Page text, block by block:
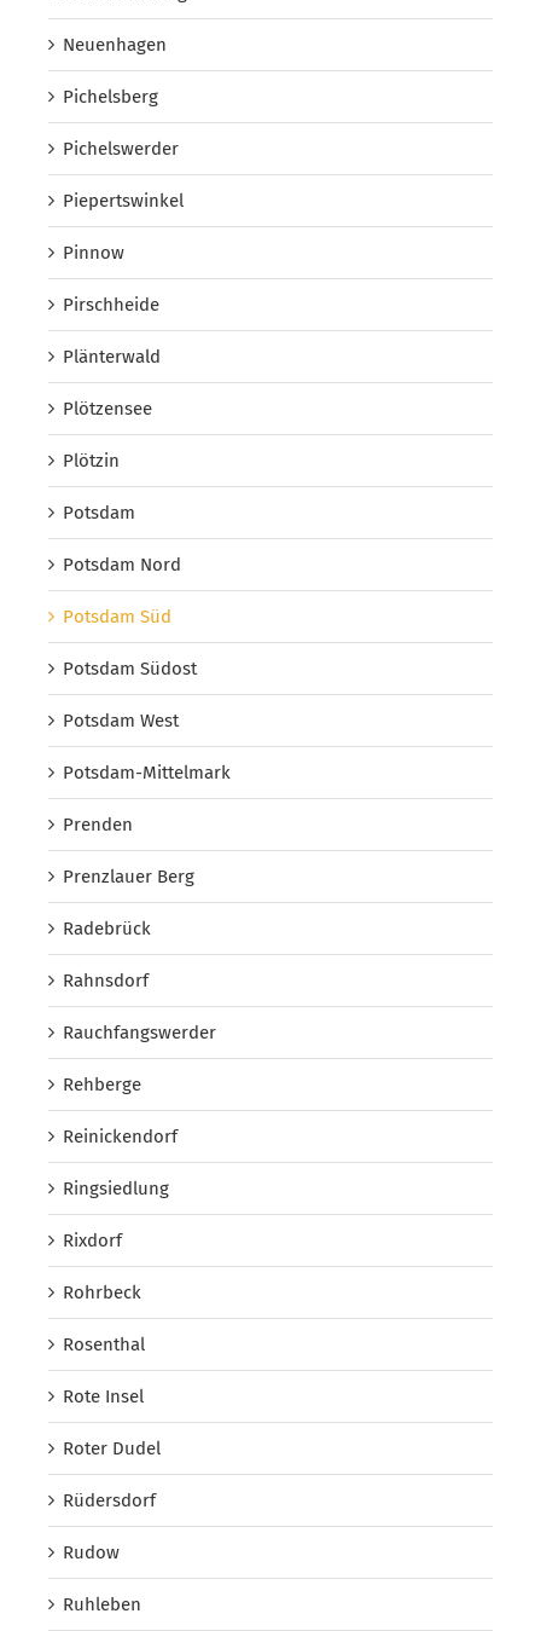
Neuenhagen
Pichelsberg
Pichelswerder
Piepertswinkel
Pinnow
Pirschheide
Plänterwald
Plötzensee
Plötzin
Potsdam
Potsdam Nord
Potsdam Süd
Potsdam Südost
Potsdam West
Potsdam-Mittelmark
Prenden
Prenzlauer Berg
Radebrück
Rahnsdorf
Rauchfangswerder
Rehberge
Reinickendorf
Ringsiedlung
Rixdorf
Rohrbeck
Rosenthal
Rote Insel
Roter Dudel
Rüdersdorf
Rudow
Ruhleben